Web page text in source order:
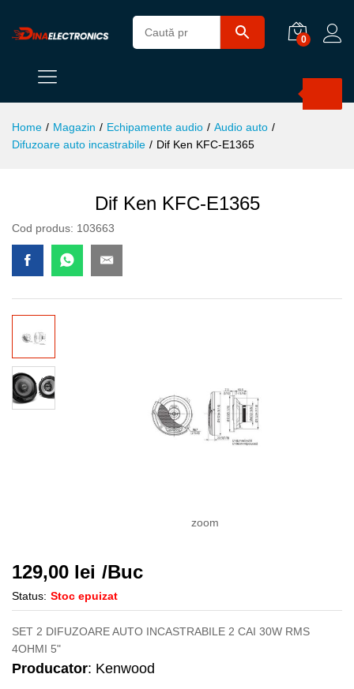
0
Home / Magazin / Echipamente audio / Audio auto /
Difuzoare auto incastrabile / Dif Ken KFC-E1365
Dif Ken KFC-E1365
Cod produs: 103663
zoom
129,00 lei /Buc
Status: Stoc epuizat
SET 2 DIFUZOARE AUTO INCASTRABILE 2 CAI 30W RMS
4OHMI 5"
Producator: Kenwood